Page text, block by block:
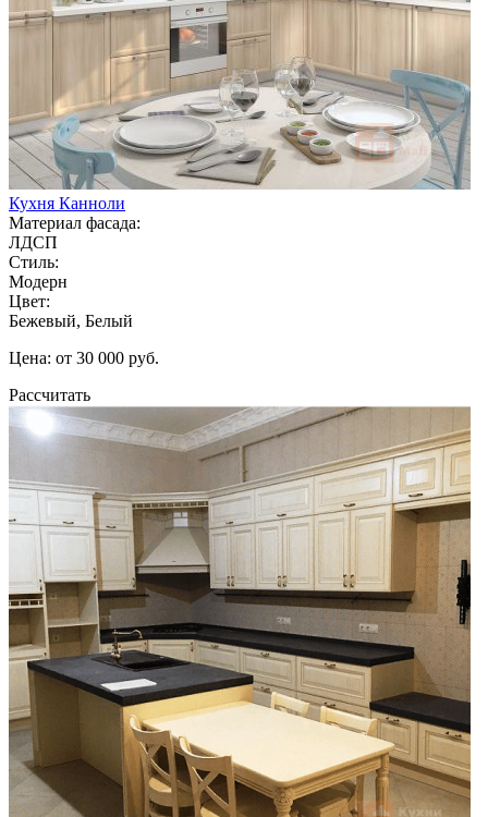
Кухня Канноли
Материал фасада:
ЛДСП
Стиль:
Модерн
Цвет:
Бежевый, Белый
Цена: от 30 000 руб.
Рассчитать